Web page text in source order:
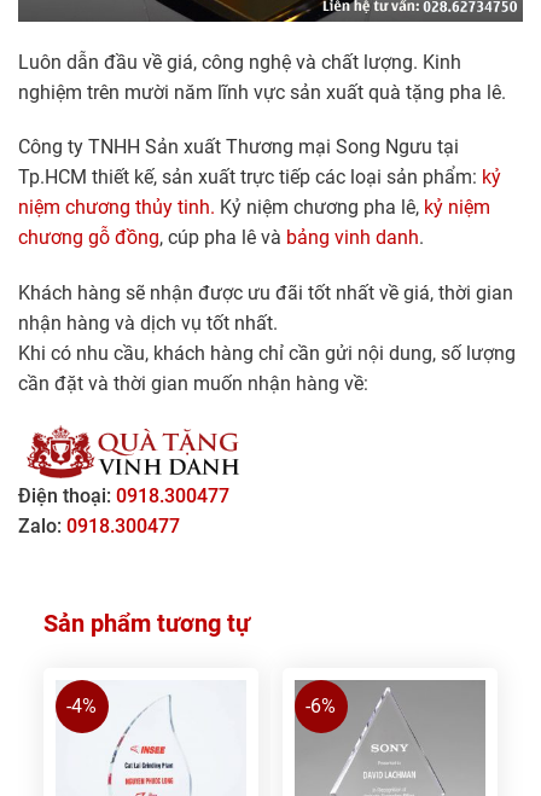
Luôn dẫn đầu về giá, công nghệ và chất lượng. Kinh
nghiệm trên mười năm lĩnh vực sản xuất quà tặng pha lê.
Công ty TNHH Sản xuất Thương mại Song Ngưu tại
Tp.HCM thiết kế, sản xuất trực tiếp các loại sản phẩm: kỷ
niệm chương thủy tinh. Kỷ niệm chương pha lê, kỷ niệm
chương gỗ đồng, cúp pha lê và bảng vinh danh.
Khách hàng sẽ nhận được ưu đãi tốt nhất về giá, thời gian
nhận hàng và dịch vụ tốt nhất.
Khi có nhu cầu, khách hàng chỉ cần gửi nội dung, số lượng
cần đặt và thời gian muốn nhận hàng về:
Điện thoại: 0918.300477
Zalo: 0918.300477
Sản phẩm tương tự
-4% -6%